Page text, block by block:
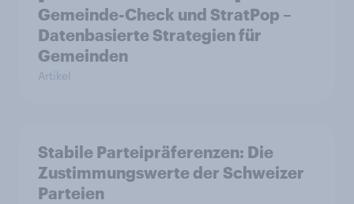
Gemeinde-Check und StratPop –
Datenbasierte Strategien für
Gemeinden
Artikel
Stabile Parteipräferenzen: Die
Zustimmungswerte der Schweizer
Parteien